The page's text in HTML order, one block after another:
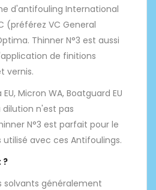
d'antifouling International
(préférez VC General
Thinner N°3 est aussi
de finitions
vernis.
Micron WA, Boatguard EU
n'est pas
N°3 est parfait pour le
avec ces Antifoulings.
?
solvants généralement